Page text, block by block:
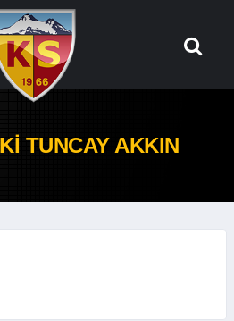
TUNCAY AKKIN